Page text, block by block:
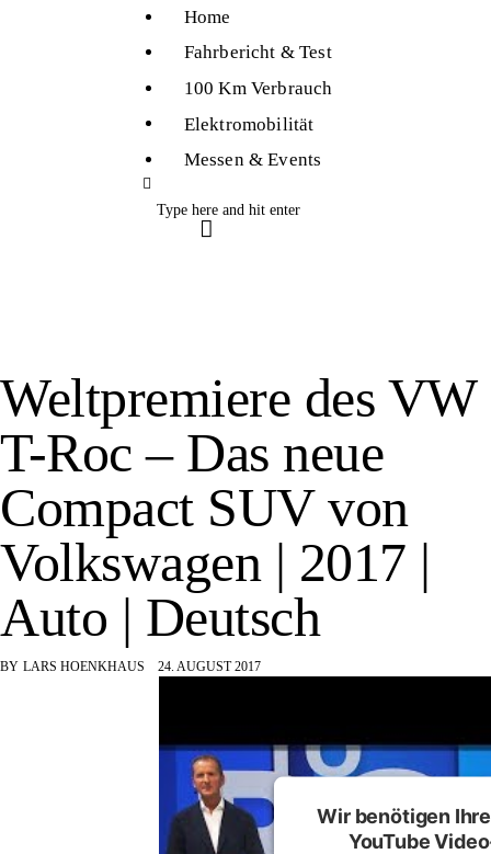
Home
Fahrbericht & Test
100 Km Verbrauch
Elektromobilität
Messen & Events
Fahrbericht & Test
Weltpremiere des VW
T-Roc – Das neue
Compact SUV von
Volkswagen | 2017 |
Auto | Deutsch
BY LARS HOENKHAUS 24. AUGUST 2017
Wir benötigen
YouTube